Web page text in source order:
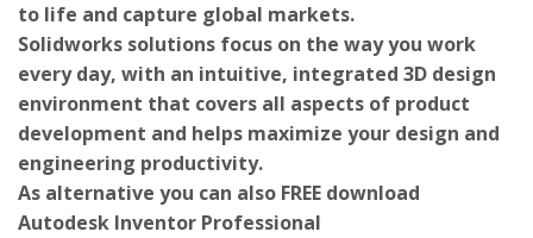
to life and capture global markets.
Solidworks solutions focus on the way you work
every day, with an intuitive, integrated 3D design
environment that covers all aspects of product
development and helps maximize your design and
engineering productivity.
As alternative you can also FREE download
Autodesk Inventor Professional